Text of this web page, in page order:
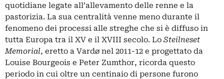
quotidiane legate all’allevamento delle renne e la
pastorizia. La sua centralità venne meno durante il
fenomeno dei processi alle streghe che si è diffuso in
tutta Europa tra il XV e il XVIII secolo. Lo Steilneset
Memorial, eretto a Vardø nel 2011-12 e progettato da
Louise Bourgeois e Peter Zumthor, ricorda questo
periodo in cui oltre un centinaio di persone furono